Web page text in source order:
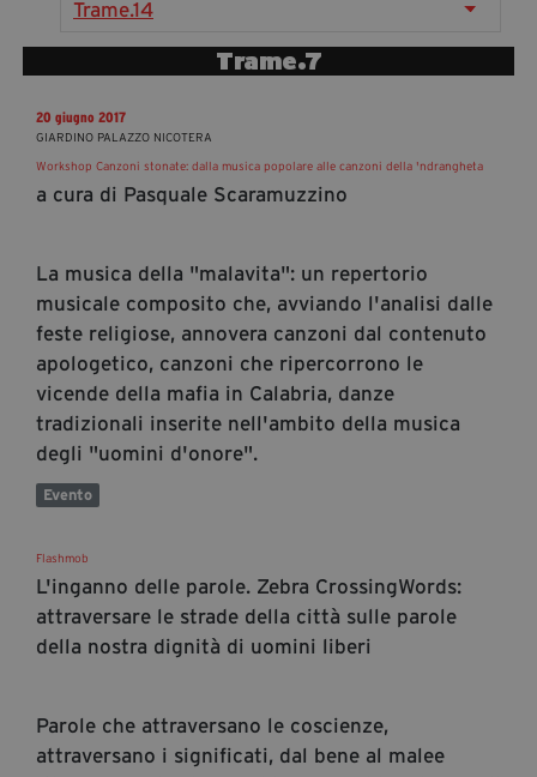
segreteria@tramefestival.it
info@tramefestival.itTrame.7
20 giugno 2017
GIARDINO PALAZZO NICOTERA
Workshop Canzoni stonate: dalla musica popolare alle canzoni della 'ndrangheta
a cura di Pasquale Scaramuzzino
La musica della "malavita": un repertorio
musicale composito che, avviando l'analisi dalle
feste religiose, annovera canzoni dal contenuto
apologetico, canzoni che ripercorrono le
vicende della mafia in Calabria, danze
tradizionali inserite nell'ambito della musica
degli "uomini d'onore".
Evento
Flashmob
L'inganno delle parole. Zebra CrossingWords:
attraversare le strade della città sulle parole
della nostra dignità di uomini liberi
Parole che attraversano le coscienze,
attraversano i significati, dal bene al malee
Trame.14